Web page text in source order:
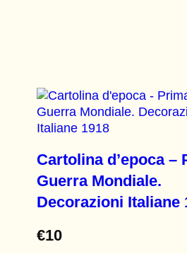
Cartolina d’epoca –
Guerra Mondiale.
Decorazioni Italiane
€10